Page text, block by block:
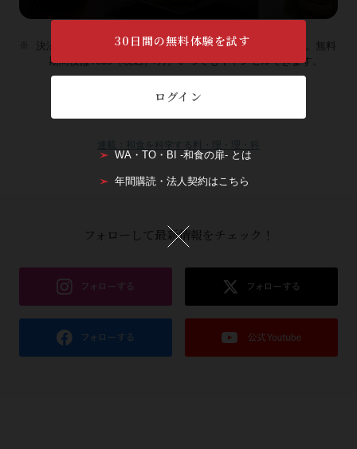
決済情報のご登録が必要です。初回ご登録の方に限ります。無料
期間後は¥990（税込）/月。いつでもキャンセルできます。
連載：和食を科学する料・理・理・科
フォローして最新情報をチェック！
30日間の無料体験を試す
ログイン
WA・TO・BI -和食の扉- とは
年間購読・法人契約はこちら